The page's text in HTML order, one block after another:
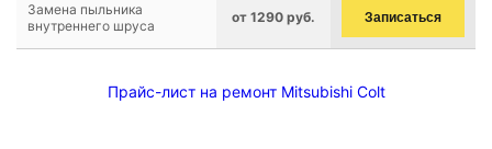
Замена пыльника
внутреннего шруса
от 1290 руб. Записаться
Прайс-лист на ремонт Mitsubishi Colt